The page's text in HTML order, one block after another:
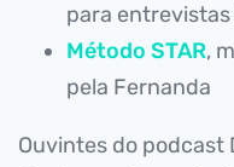
para
Método STAR,
pela Fernanda
Ouvintes do podcast